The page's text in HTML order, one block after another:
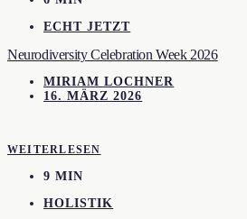
ECHT JETZT
Neurodiversity Celebration Week 2026
MIRIAM LOCHNER
16. MÄRZ 2026
WEITERLESEN
9 MIN
HOLISTIK